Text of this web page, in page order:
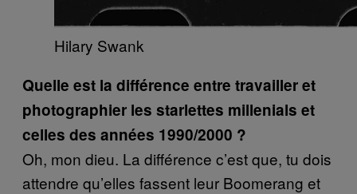
Hilary Swank
Quelle est la différence entre travailler et
photographier les starlettes millenials et
celles des années 1990/2000 ?
Oh, mon dieu. La différence c’est que, tu dois
attendre qu’elles fassent leur Boomerang et